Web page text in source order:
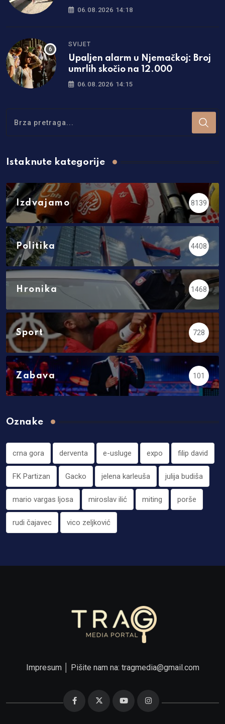
06.08.2026 14:18
SVIJET
Upaljen alarm u Njemačkoj: Broj
umrlih skočio na 12.000
06.08.2026 14:15
Istaknute kategorije
Izdvajamo 8139
Politika 4408
Hronika 1468
Sport 728
Zabava 101
Oznake
crna gora derventa e-usluge expo filip david
FK Partizan Gacko jelena karleuša julija budiša
mario vargas ljosa miroslav ilić miting porše
rudi čajavec vico zeljković
Impresum│ Pišite nam na: tragmedia@gmail.com